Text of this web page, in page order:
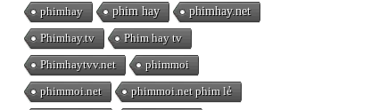
phimhay phim hay
phimhay.net
Phimhay.tv
Phim hay tv
Phimhaytvv.net
phimmoi
phimmoi.net
phimmoi.net phim lẻ